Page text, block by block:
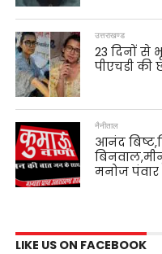
उत्तराखण्ड
23 दिनों से
पीएचडी की
नैनीताल
आनंद
मनोज
LIKE US ON FACEBOOK